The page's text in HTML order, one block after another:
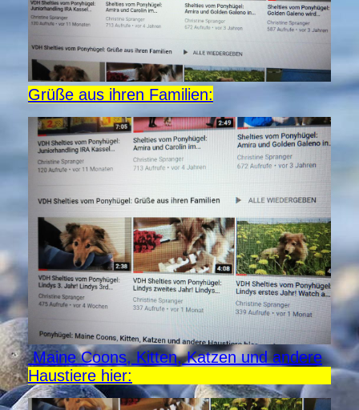
Grüße aus ihren Familien:
Maine Coons, Kitten, Katzen und andere
Haustiere hier: